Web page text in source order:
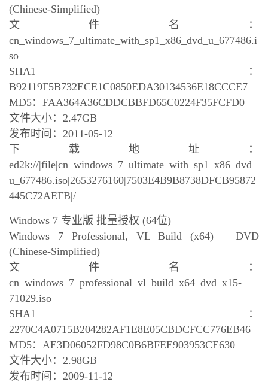
(Chinese-Simplified)
文件名：
cn_windows_7_ultimate_with_sp1_x86_dvd_u_677486.i
so
SHA1：
B92119F5B732ECE1C0850EDA30134536E18CCCE7
MD5：FAA364A36CDDCBBFD65C0224F35FCFD0
文件大小：2.47GB
发布时间：2011-05-12
下载地址：
ed2k://|file|cn_windows_7_ultimate_with_sp1_x86_dvd_
u_677486.iso|2653276160|7503E4B9B8738DFCB95872
445C72AEFB|/
Windows 7 专业版 批量授权 (64位)
Windows 7 Professional, VL Build (x64) – DVD
(Chinese-Simplified)
文件名：
cn_windows_7_professional_vl_build_x64_dvd_x15-
71029.iso
SHA1：
2270C4A0715B204282AF1E8E05CBDCFCC776EB46
MD5：AE3D06052FD98C0B6BFEE903953CE630
文件大小：2.98GB
发布时间：2009-11-12